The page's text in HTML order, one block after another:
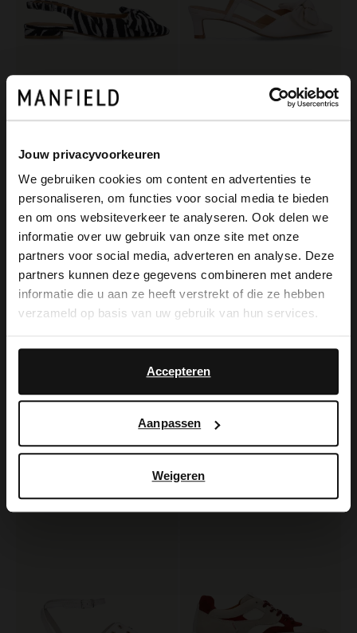
Jouw privacyvoorkeuren
We gebruiken cookies om content en advertenties te
personaliseren, om functies voor social media te bieden
en om ons websiteverkeer te analyseren. Ook delen we
informatie over uw gebruik van onze site met onze
partners voor social media, adverteren en analyse. Deze
partners kunnen deze gegevens combineren met andere
informatie die u aan ze heeft verstrekt of die ze hebben
verzameld op basis van uw gebruik van hun services.
Accepteren
Aanpassen
Weigeren
Manfield
Offwhite Slingbacks mit Zebramuster und Schleife Offwhite Slingbackpumps aus Leder
Offwhite Veloursleder-Cowboystiefel mit Fransen
170.00
85.00
-50%
-10% EXTRA
119.98
71.99
-60% -50%
×
View this website in English?
It looks like your language isn't Dutch. Would
you like to switch to English?
English